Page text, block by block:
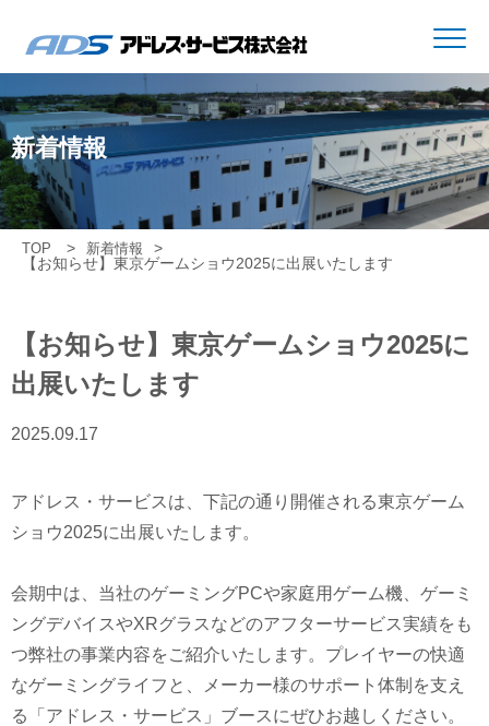
新着情報
TOP 新着情報
【お知らせ】東京ゲームショウ2025に出展いたします
【お知らせ】東京ゲームショウ2025に
出展いたします
2025.09.17
アドレス・サービスは、下記の通り開催される東京ゲーム
ショウ2025に出展いたします。
会期中は、当社のゲーミングPCや家庭用ゲーム機、ゲーミ
ングデバイスやXRグラスなどのアフターサービス実績をも
つ弊社の事業内容をご紹介いたします。プレイヤーの快適
なゲーミングライフと、メーカー様のサポート体制を支え
る「アドレス・サービス」ブースにぜひお越しください。